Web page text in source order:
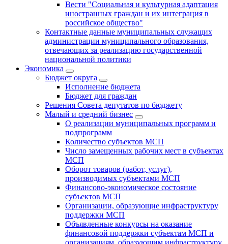
Вести "Социальная и культурная адаптация
иностранных граждан и их интеграция в
российское общество"
Контактные данные муниципальных служащих
администрации муниципального образования,
отвечающих за реализацию государственной
национальной политики
Экономика
Бюджет округa
Исполнение бюджета
Бюджет для граждан
Решения Совета депутатов по бюджету
Малый и средний бизнес
О реализации муниципальных программ и
подпрограмм
Количество субъектов МСП
Число замещенных рабочих мест в субъектах
МСП
Оборот товаров (работ, услуг),
производимых субъектами МСП
Финансово-экономическое состояние
субъектов МСП
Организации, образующие инфраструктуру
поддержки МСП
Объявленные конкурсы на оказание
финансовой поддержки субъектам МСП и
организациям, образующим инфраструктуру